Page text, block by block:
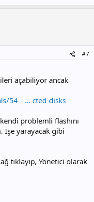
#7
açabiliyor ancak
54-- ... cted-disks
problemli flashını
İşe yarayacak gibi
tıklayıp, Yönetici olarak